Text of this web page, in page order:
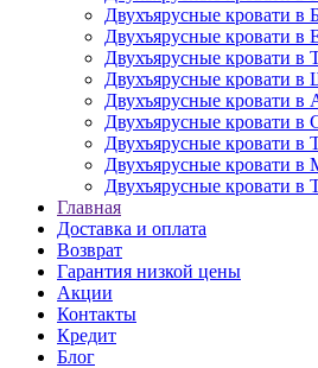
Двухъярусные кровати в
Двухъярусные кровати в
Двухъярусные кровати в
Двухъярусные кровати в
Двухъярусные кровати в
Двухъярусные кровати в
Двухъярусные кровати в
Двухъярусные кровати в
Двухъярусные кровати в
Главная
Доставка и оплата
Возврат
Гарантия низкой цены
Акции
Контакты
Кредит
Блог